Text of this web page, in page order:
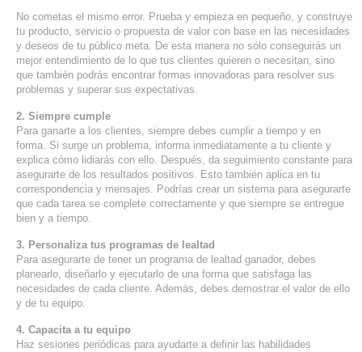
EMAIL MARKETING
SERVICIOS DE TI
ASESORÍA TECNOLÓGICA
TRANSFORMACIÓN DIGITAL
PORTAFOLIO
BLOG
CONTACTO
No cometas el mismo error. Prueba y empieza en pequeño, y construye
tu producto, servicio o propuesta de valor con base en las necesidades
y deseos de tu público meta. De esta manera no sólo conseguirás un
mejor entendimiento de lo que tus clientes quieren o necesitan, sino
que también podrás encontrar formas innovadoras para resolver sus
problemas y superar sus expectativas.
2. Siempre cumple
Para ganarte a los clientes, siempre debes cumplir a tiempo y en
forma. Si surge un problema, informa inmediatamente a tu cliente y
explica cómo lidiarás con ello. Después, da seguimiento constante para
asegurarte de los resultados positivos. Esto también aplica en tu
correspondencia y mensajes. Podrías crear un sistema para asegurarte
que cada tarea se complete correctamente y que siempre se entregue
bien y a tiempo.
3. Personaliza tus programas de lealtad
Para asegurarte de tener un programa de lealtad ganador, debes
planearlo, diseñarlo y ejecutarlo de una forma que satisfaga las
necesidades de cada cliente. Además, debes demostrar el valor de ello
y de tu equipo.
4. Capacita a tu equipo
Haz sesiones periódicas para ayudarte a definir las habilidades